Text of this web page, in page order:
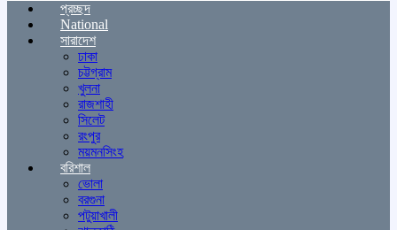
প্রচ্ছদ
National
সারাদেশ
ঢাকা
চট্টগ্রাম
খুলনা
রাজশাহী
সিলেট
রংপুর
ময়মনসিংহ
বরিশাল
ভোলা
বরগুনা
পটুয়াখালী